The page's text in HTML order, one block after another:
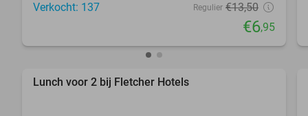
Verkocht: 137 Regulier €13,50
€6,95
Lunch voor 2 bij Fletcher Hotels